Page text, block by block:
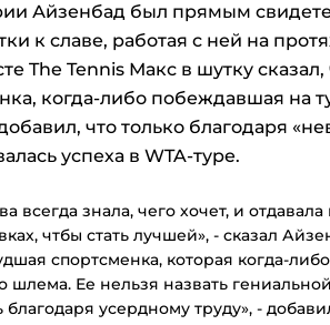
Айзенбад был прямым
к славе, работая с ней на
The Tennis Макс в шутку
когда-либо побеждавшая на
что только благодаря
успеха в WTA-туре.
всегда знала, чего хочет, и
чтбы стать лучшей», - сказал
спортсменка, которая когда-
шлема. Ее нельзя назвать
благодаря усердному труду», -